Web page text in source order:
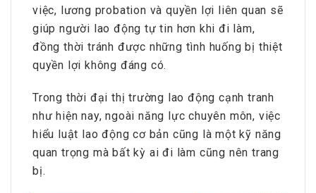
việc, lương probation và quyền lợi liên quan sẽ
giúp người lao động tự tin hơn khi đi làm,
đồng thời tránh được những tình huống bị thiệt
quyền lợi không đáng có.
Trong thời đại thị trường lao động cạnh tranh
như hiện nay, ngoài năng lực chuyên môn, việc
hiểu luật lao động cơ bản cũng là một kỹ năng
quan trọng mà bất kỳ ai đi làm cũng nên trang
bị.